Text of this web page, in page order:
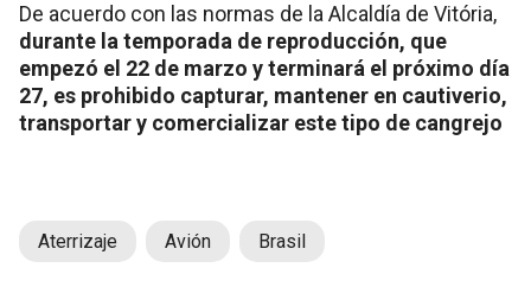
De acuerdo con las normas de la Alcaldía de Vitória,
durante la temporada de reproducción, que
empezó el 22 de marzo y terminará el próximo día
27, es prohibido capturar, mantener en cautiverio,
transportar y comercializar este tipo de cangrejo
Aterrizaje Avión Brasil